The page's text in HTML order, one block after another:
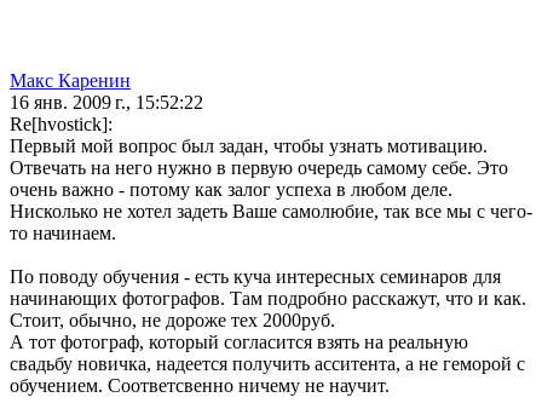
Макс Каренин
16 янв. 2009 г., 15:52:22
Re[hvostick]:
Первый мой вопрос был задан, чтобы узнать мотивацию.
Отвечать на него нужно в первую очередь самому себе. Это
очень важно - потому как залог успеха в любом деле.
Нисколько не хотел задеть Ваше самолюбие, так все мы с чего-
то начинаем.
По поводу обучения - есть куча интересных семинаров для
начинающих фотографов. Там подробно расскажут, что и как.
Стоит, обычно, не дороже тех 2000руб.
А тот фотограф, который согласится взять на реальную
свадьбу новичка, надеется получить асситента, а не геморой с
обучением. Соответсвенно ничему не научит.